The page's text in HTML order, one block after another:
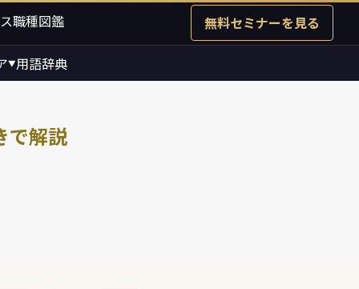
職種図鑑 無料セミナーを見る
▼用語辞典
で解説